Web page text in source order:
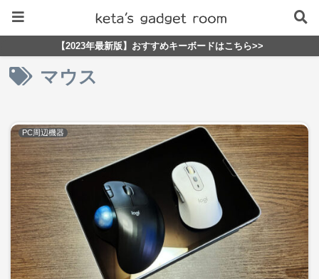
【2023年最新版】おすすめキーボードはこちら>>
マウス
PC周辺機器